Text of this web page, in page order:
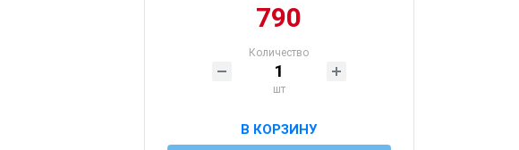
790
Количество
шт
В КОРЗИНУ